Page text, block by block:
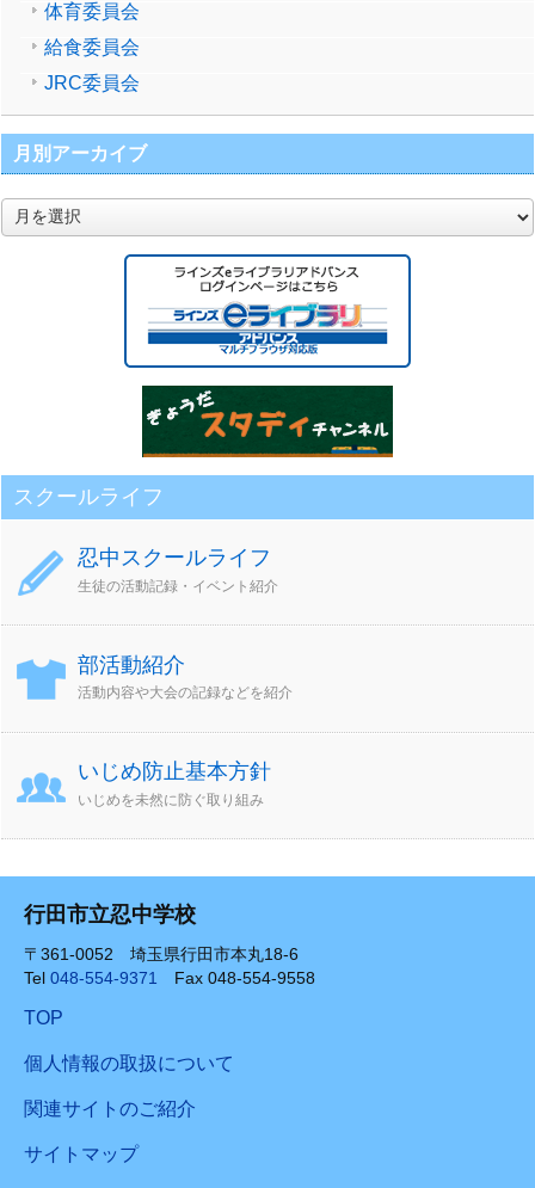
体育委員会
給食委員会
JRC委員会
月別アーカイブ
月
別
スクールライフ
忍中スクールライフ
生徒の活動記録・イベント紹介
部活動紹介
活動内容や大会の記録などを紹介
いじめ防止基本方針
いじめを未然に防ぐ取り組み
行田市立忍中学校
〒361-0052 埼玉県行田市本丸18-6
Tel 048-554-9371 Fax 048-554-9558
TOP
個人情報の取扱について
関連サイトのご紹介
サイトマップ